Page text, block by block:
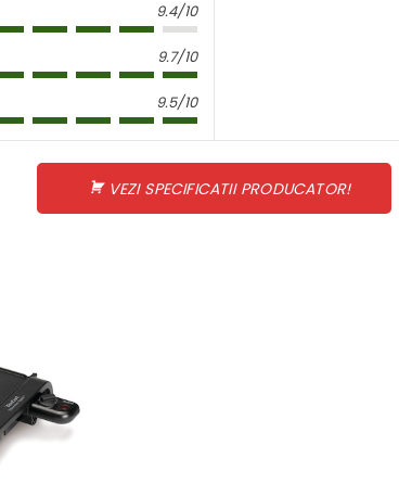
9.4/10
9.7/10
9.5/10
VEZI SPECIFICATII PRODUCATOR!